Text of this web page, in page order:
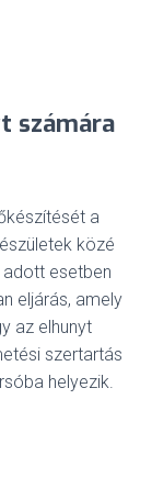
számára
a
közé
esetben
eljárás, amely
az elhunyt
szertartás
helyezik.